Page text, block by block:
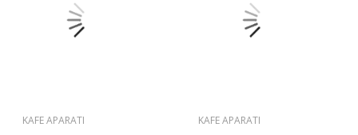
KAFE APARATI KAFE APARATI